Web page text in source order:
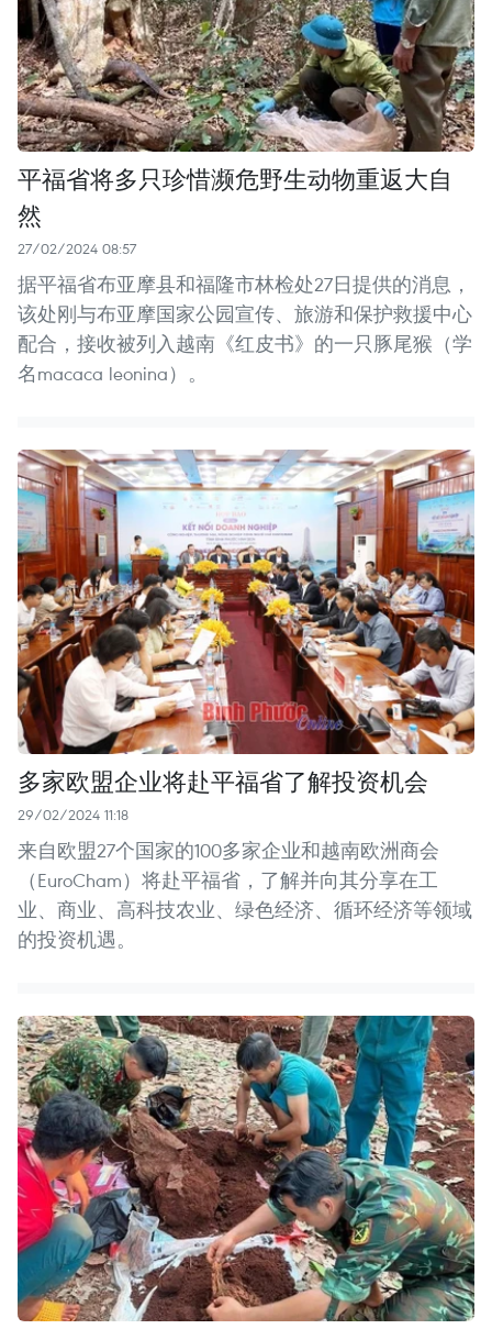
平福省将多只珍惜濒危野生动物重返大自
然
27/02/2024 08:57
据平福省布亚摩县和福隆市林检处27日提供的消息，
该处刚与布亚摩国家公园宣传、旅游和保护救援中心
配合，接收被列入越南《红皮书》的一只豚尾猴（学
名macaca leonina）。
多家欧盟企业将赴平福省了解投资机会
29/02/2024 11:18
来自欧盟27个国家的100多家企业和越南欧洲商会
（EuroCham）将赴平福省，了解并向其分享在工
业、商业、高科技农业、绿色经济、循环经济等领域
的投资机遇。